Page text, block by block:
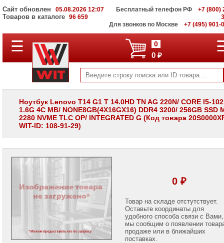
Сайт обновлен 05.08.2026 12:07
Товаров в каталоге 96 659
Бесплатный телефон РФ
+7 (800)
Для звонков по Москве
+7 (495) 901-
ПОЛНЫЙ
КАТАЛОГ
Корпоративные
серверы
WIT
Системы
хранения
данных
Мониторы
LCD
Проекторы
проекторов
☰ 0
0 ₽
Ноутбук Lenovo T14 G1 T 14.0HD TN AG 220N/ CORE I5-
1.6G 4C MB/ NONE8GB(4X16GX16) DDR4 3200/ 256GB SSD
2280 NVME TLC OP/ INTEGRATED G (Код товара
WIT-ID: 108-91-29)
0 ₽
Товар на складе отстутствует.
Оставьте координаты для
удобного способа связи с Вами,
мы сообщим о появлении
продаже или в ближайших
поставках.